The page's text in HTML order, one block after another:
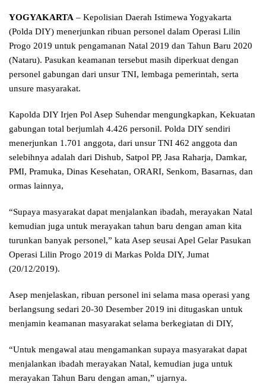
YOGYAKARTA – Kepolisian Daerah Istimewa Yogyakarta
(Polda DIY) menerjunkan ribuan personel dalam Operasi Lilin
Progo 2019 untuk pengamanan Natal 2019 dan Tahun Baru 2020
(Nataru). Pasukan keamanan tersebut masih diperkuat dengan
personel gabungan dari unsur TNI, lembaga pemerintah, serta
unsure masyarakat.
Kapolda DIY Irjen Pol Asep Suhendar mengungkapkan, Kekuatan
gabungan total berjumlah 4.426 personil. Polda DIY sendiri
menerjunkan 1.701 anggota, dari unsur TNI 462 anggota dan
selebihnya adalah dari Dishub, Satpol PP, Jasa Raharja, Damkar,
PMI, Pramuka, Dinas Kesehatan, ORARI, Senkom, Basarnas, dan
ormas lainnya,
“Supaya masyarakat dapat menjalankan ibadah, merayakan Natal
kemudian juga untuk merayakan tahun baru dengan aman kita
turunkan banyak personel,” kata Asep seusai Apel Gelar Pasukan
Operasi Lilin Progo 2019 di Markas Polda DIY, Jumat
(20/12/2019).
Asep menjelaskan, ribuan personel ini selama masa operasi yang
berlangsung sedari 20-30 Desember 2019 ini ditugaskan untuk
menjamin keamanan masyarakat selama berkegiatan di DIY,
“Untuk mengawal atau mengamankan supaya masyarakat dapat
menjalankan ibadah merayakan Natal, kemudian juga untuk
merayakan Tahun Baru dengan aman,” ujarnya.